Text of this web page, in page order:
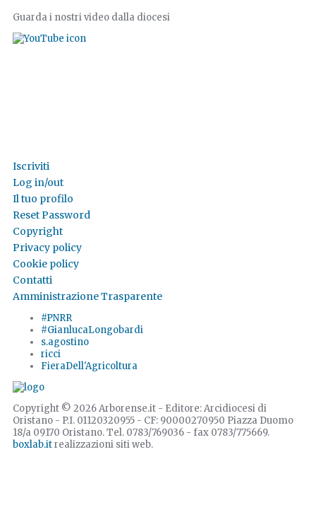
Guarda i nostri video dalla diocesi
Iscriviti
Log in/out
Il tuo profilo
Reset Password
Copyright
Privacy policy
Cookie policy
Contatti
Amministrazione Trasparente
#PNRR
#GianlucaLongobardi
s.agostino
ricci
FieraDell'Agricoltura
Copyright © 2026 Arborense.it - Editore: Arcidiocesi di
Oristano - P.I. 01120320955 - CF: 90000270950 Piazza Duomo
18/a 09170 Oristano. Tel. 0783/769036 - fax 0783/775669.
boxlab.itrealizzazioni siti web.